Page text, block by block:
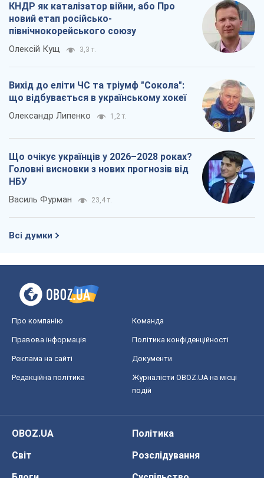
КНДР як каталізатор війни, або Про
новий етап російсько-
північнокорейського союзу
Олексій Кущ 3,3 т.
Вихід до еліти ЧС та тріумф "Сокола":
що відбувається в українському хокеї
Олександр Липенко 1,2 т.
Що очікує українців у 2026–2028 роках?
Головні висновки з нових прогнозів від
НБУ
Василь Фурман 23,4 т.
Всі думки
Про компанію Команда
Правова інформація Політика конфіденційності
Реклама на сайті Документи
Редакційна політика
Журналісти OBOZ.UA на місці
подій
OBOZ.UA
Політика
Світ
Розслідування